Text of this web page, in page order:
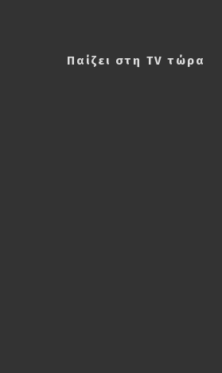
Παίζει στη TV τώρα